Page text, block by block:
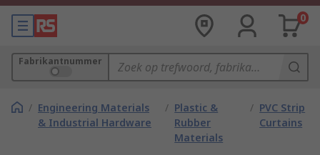
0
Fabrikantnummer
/ Engineering Materials
& Industrial Hardware
/ Plastic &
Rubber
Materials
/ PVC Strip
Curtains